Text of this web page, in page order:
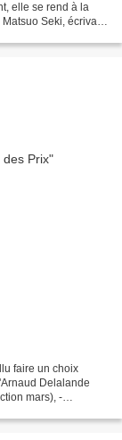
elle se rend à la
Seki, écrivain
faire un choix
Delalande
mars), -